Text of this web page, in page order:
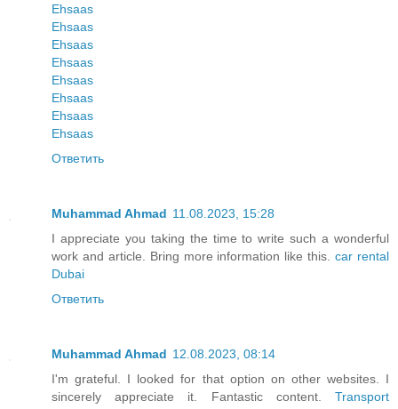
Ehsaas
Ehsaas
Ehsaas
Ehsaas
Ehsaas
Ehsaas
Ehsaas
Ehsaas
Ответить
Muhammad Ahmad 11.08.2023, 15:28
I appreciate you taking the time to write such a wonderful
work and article. Bring more information like this.car rental
Dubai
Ответить
Muhammad Ahmad 12.08.2023, 08:14
I'm grateful. I looked for that option on other websites. I
sincerely appreciate it. Fantastic content. Transport